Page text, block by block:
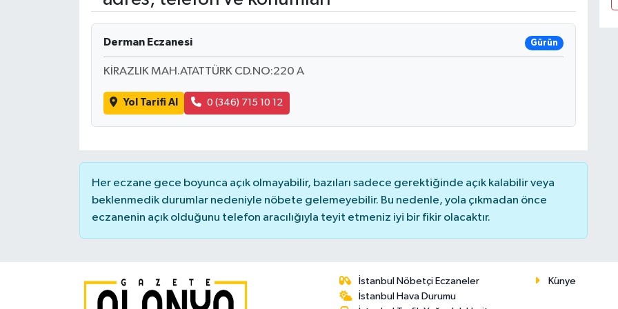
Derman Eczanesi Gürün
KİRAZLIK MAH.ATATTÜRK CD.NO:220 A
Yol Tarifi Al 0 (346) 715 10 12
Her eczane gece boyunca açık olmayabilir, bazıları sadece gerektiğinde açık kalabilir veya
beklenmedik durumlar nedeniyle nöbete gelemeyebilir. Bu nedenle, yola çıkmadan önce
eczanenin açık olduğunu telefon aracılığıyla teyit etmeniz iyi bir fikir olacaktır.
İstanbul Nöbetçi Eczaneler
İstanbul Hava Durumu
Künye